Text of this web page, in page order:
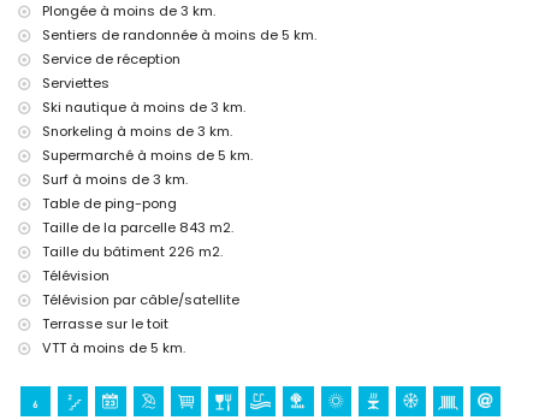
Sites et culture à Jávea, Costa Blanca
Musée (Histórico de Jávea), église (Virgen de Loreto, Puerto, Jávea),
ruine (Molinos de Viento, Jávea), monument (Pueblo de Jávea) et lieu
historique (Pueblo de Jávea) (à moins de 5 kilomètres de
l'hébergement)
Château (Portal de la Vila et Dénia) (à moins de 25 kilomètres de
l'hébergement)
Sports
Cyclisme (à moins de 1000 mètres de la villa)
Tennis, équitation, randonnée, VTT, canoë, pêche, plongée, snorkeling,
surf, planche à voile et ski nautique (à moins de 5 kilomètres de la
villa)
Golf (Golf Club Jávea et Golf Club La Sella Dénia) (à moins de 10
kilomètres de la villa)
Plongée à moins de 3 km.
Sentiers de randonnée à moins de 5 km.
Service de réception
Serviettes
Ski nautique à moins de 3 km.
Snorkeling à moins de 3 km.
Supermarché à moins de 5 km.
Surf à moins de 3 km.
Table de ping-pong
Taille de la parcelle 843 m2.
Taille du bâtiment 226 m2.
Télévision
Télévision par câble/satellite
Terrasse sur le toit
VTT à moins de 5 km.